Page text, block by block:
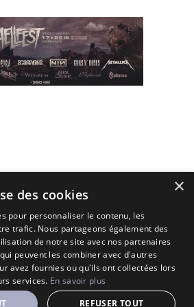
par Seraf' sur une base de Solopine
×
des cookies
pour personnaliser le contenu, les
trafic. Nous partageons également des
de notre site avec nos partenaires
peuvent les combiner avec d'autres
avez fournies ou qu'ils ont collectées lors
services. En savoir plus
REFUSER TOUT